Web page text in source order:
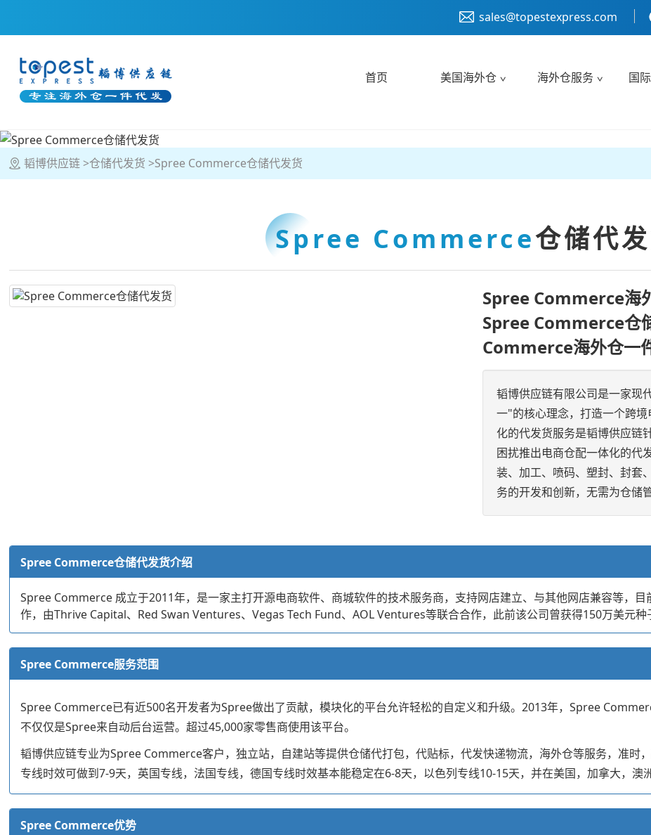
sales@topestexpress.com
首页 美国海外仓 海外仓服务 国
韬博供应链 仓储代发货 Spree Commerce仓储代发货
Spree Commerce仓储代
Spree Commerce海
Spree Commerce仓
Commerce海外仓一
韬博供应链有限公司是一家现
一"的核心理念，打造一个跨
化的代发货服务是韬博供应链
困扰推出电商仓配一体化的代
装、加工、喷码、塑封、封套
务的开发和创新，无需为仓储
Spree Commerce仓储代发货介绍
Spree Commerce 成立于2011年，是一家主打开源电商软件、商城软件的技术服务商，支持网店建立、与其他网店兼容等，
作，由Thrive Capital、Red Swan Ventures、Vegas Tech Fund、AOL Ventures等联合合作，此前该公司曾获得150万美元种
Spree Commerce服务范围
Spree Commerce已有近500名开发者为Spree做出了贡献，模块化的平台允许轻松的自定义和升级。2013年，Spree
不仅仅是Spree来自动后台运营。超过45,000家零售商使用该平台。
韬博供应链专业为Spree Commerce客户，独立站，自建站等提供仓储代打包，代贴标，代发快递物流，海外仓等服务，准时
专线时效可做到7-9天，英国专线，法国专线，德国专线时效基本能稳定在6-8天，以色列专线10-15天，并在美国，加拿大，澳
Spree Commerce优势